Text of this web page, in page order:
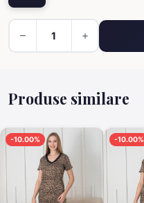
Produse similare
-10.00% -10.00%